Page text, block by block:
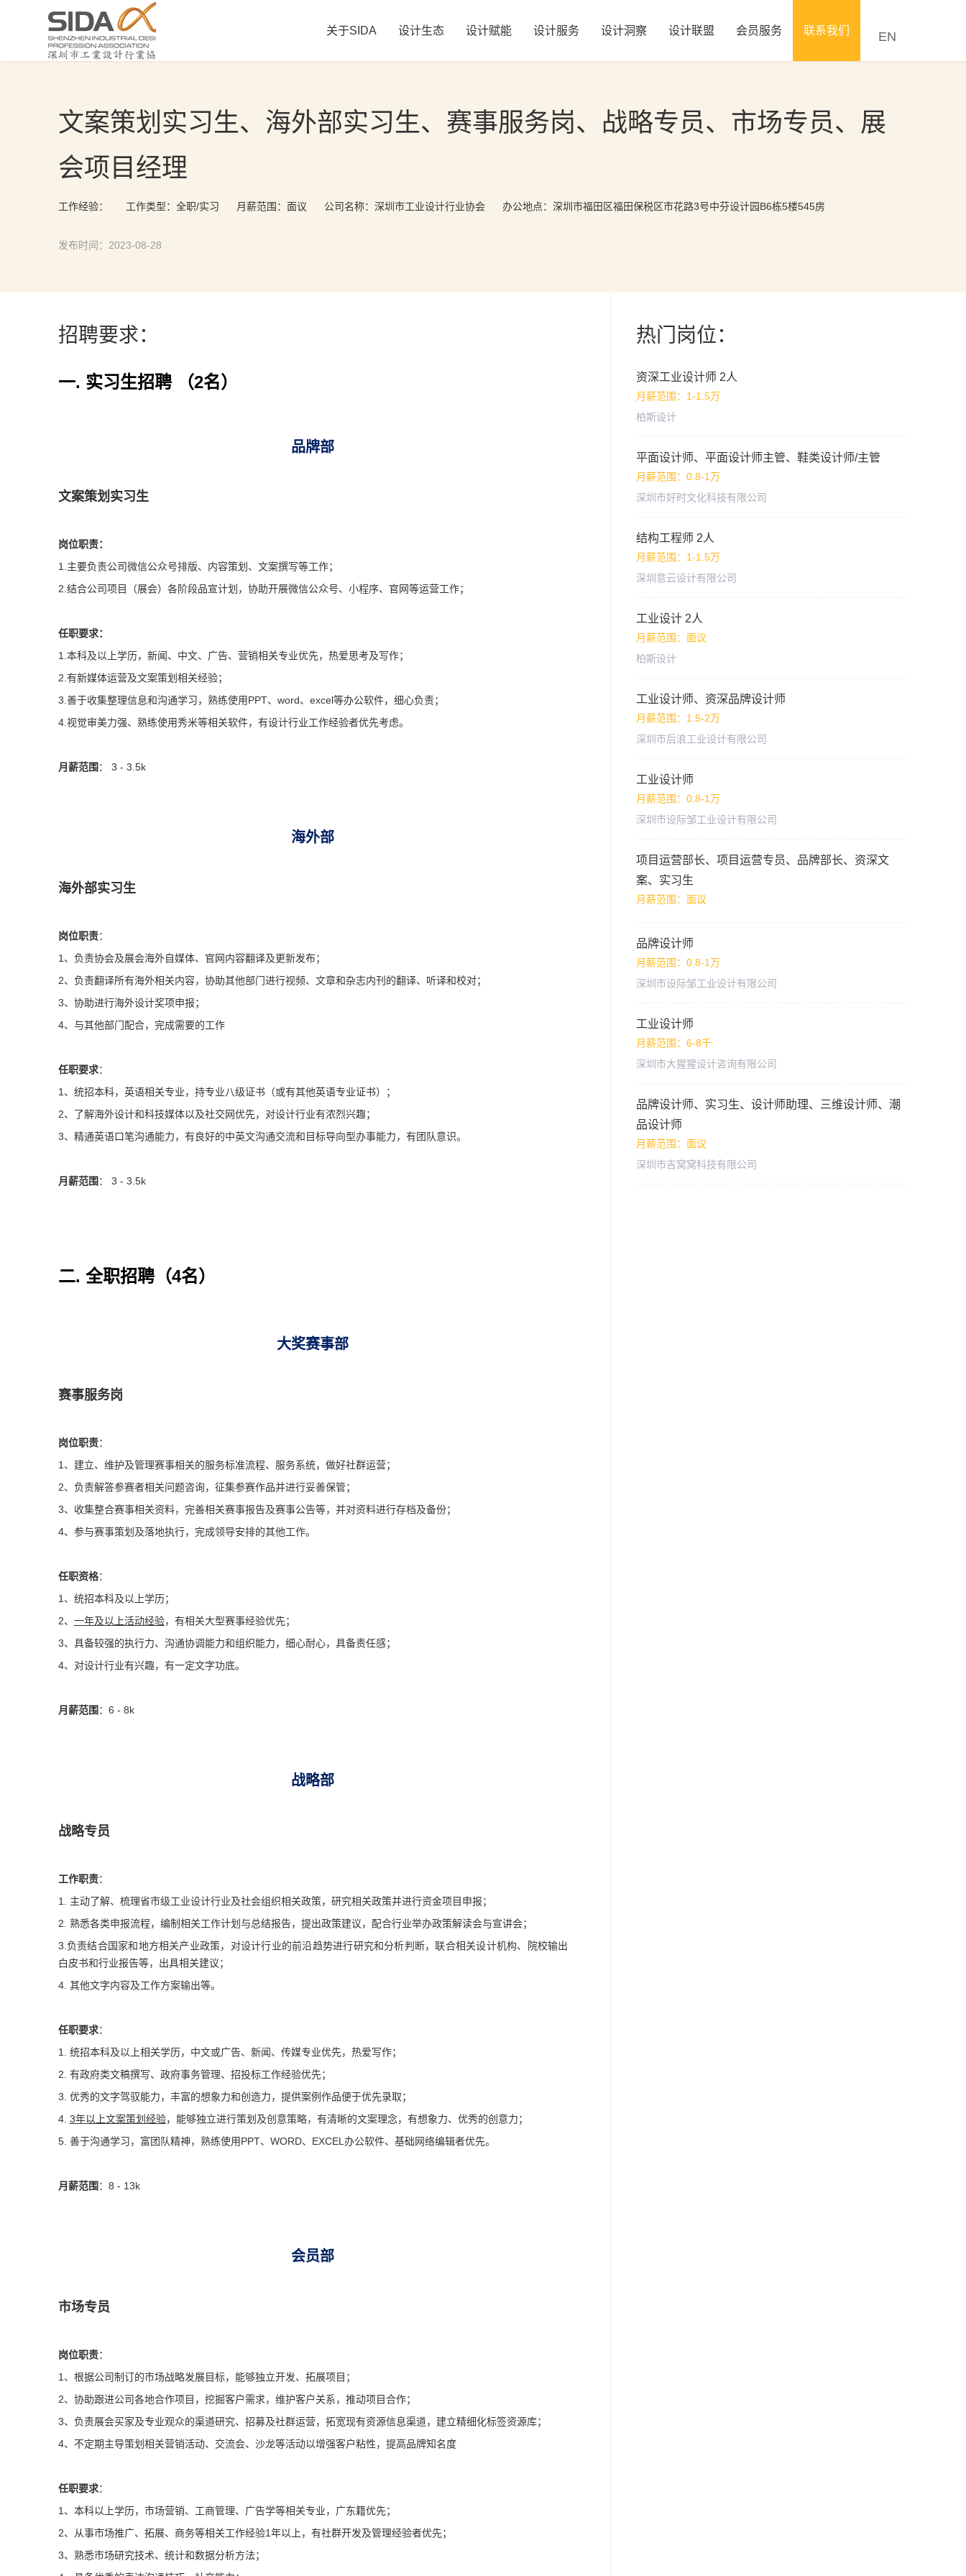
关于SIDA 设计生态 设计赋能 设计服务 设计洞察 设计联盟 会员服务 联系我们 EN
文案策划实习生、海外部实习生、赛事服务岗、战略专员、市场专员、展
会项目经理
工作经验： 工作类型：全职/实习 月薪范围：面议 公司名称： 深圳市工业设计行业协会 办公地点：深圳市福田区福田保税区市花路3号中芬设计园B6栋5楼545房
发布时间：2023-08-28
招聘要求：
一. 实习生招聘 （2名）
品牌部
文案策划实习生
岗位职责：
1.主要负责公司微信公众号排版、内容策划、文案撰写等工作；
2.结合公司项目（展会）各阶段品宣计划，协助开展微信公众号、小程序、官网等运营工作；
任职要求：
1.本科及以上学历，新闻、中文、广告、营销相关专业优先，热爱思考及写作；
2.有新媒体运营及文案策划相关经验；
3.善于收集整理信息和沟通学习，熟练使用PPT、word、excel等办公软件，细心负责；
4.视觉审美力强、熟练使用秀米等相关软件，有设计行业工作经验者优先考虑。
月薪范围 ： 3 - 3.5k
海外部
海外部实习生
岗位职责：
1、负责协会及展会海外自媒体、官网内容翻译及更新发布；
2、负责翻译所有海外相关内容，协助其他部门进行视频、文章和杂志内刊的翻译、听译和校对；
3、协助进行海外设计奖项申报；
4、与其他部门配合，完成需要的工作
任职要求：
1、统招本科，英语相关专业，持专业八级证书（或有其他英语专业证书）；
2、了解海外设计和科技媒体以及社交网优先，对设计行业有浓烈兴趣；
3、精通英语口笔沟通能力，有良好的中英文沟通交流和目标导向型办事能力，有团队意识。
月薪范围 ： 3 - 3.5k
二. 全职招聘（4名）
大奖赛事部
赛事服务岗
岗位职责：
1、建立、维护及管理赛事相关的服务标准流程、服务系统，做好社群运营；
2、负责解答参赛者相关问题咨询，征集参赛作品并进行妥善保管；
3、收集整合赛事相关资料，完善相关赛事报告及赛事公告等，并对资料进行存档及备份；
4、参与赛事策划及落地执行，完成领导安排的其他工作。
任职资格：
1、统招本科及以上学历；
2、 一年及以上活动经验，有相关大型赛事经验优先；
3、具备较强的执行力、沟通协调能力和组织能力，细心耐心，具备责任感；
4、对设计行业有兴趣，有一定文字功底。
月薪范围 ：6 - 8k
战略部
战略专员
工作职责：
1. 主动了解、梳理省市级工业设计行业及社会组织相关政策，研究相关政策并进行资金项目申报；
2. 熟悉各类申报流程，编制相关工作计划与总结报告，提出政策建议，配合行业举办政策解读会与宣讲会；
3.负责结合国家和地方相关产业政策，对设计行业的前沿趋势进行研究和分析判断，联合相关设计机构、院校输出
白皮书和行业报告等，出具相关建议；
4. 其他文字内容及工作方案输出等。
任职要求：
1. 统招本科及以上相关学历，中文或广告、新闻、传媒专业优先，热爱写作；
2. 有政府类文稿撰写、政府事务管理、招投标工作经验优先；
3. 优秀的文字驾驭能力，丰富的想象力和创造力，提供案例作品便于优先录取；
4. 3年以上文案策划经验，能够独立进行策划及创意策略，有清晰的文案理念，有想象力、优秀的创意力；
5. 善于沟通学习，富团队精神，熟练使用PPT、WORD、EXCEL办公软件、基础网络编辑者优先。
月薪范围 ：8 - 13k
会员部
市场专员
岗位职责：
1、根据公司制订的市场战略发展目标，能够独立开发、拓展项目；
2、协助跟进公司各地合作项目，挖掘客户需求，维护客户关系，推动项目合作；
3、负责展会买家及专业观众的渠道研究、招募及社群运营，拓宽现有资源信息渠道，建立精细化标签资源库；
4、不定期主导策划相关营销活动、交流会、沙龙等活动以增强客户粘性，提高品牌知名度
任职要求：
1、本科以上学历，市场营销、工商管理、广告学等相关专业，广东籍优先；
2、从事市场推广、拓展、商务等相关工作经验1年以上，有社群开发及管理经验者优先；
3、熟悉市场研究技术、统计和数据分析方法；
热门岗位：
资深工业设计师 2人
月薪范围：1-1.5万
柏斯设计
平面设计师、平面设计师主管、鞋类设计师/主管
月薪范围：0.8-1万
深圳市好时文化科技有限公司
结构工程师 2人
月薪范围：1-1.5万
深圳意云设计有限公司
工业设计 2人
月薪范围：面议
柏斯设计
工业设计师、资深品牌设计师
月薪范围：1.5-2万
深圳市后浪工业设计有限公司
工业设计师
月薪范围：0.8-1万
深圳市设际邹工业设计有限公司
项目运营部长、项目运营专员、品牌部长、资深文
案、实习生
月薪范围：面议
品牌设计师
月薪范围：0.8-1万
深圳市设际邹工业设计有限公司
工业设计师
月薪范围：6-8千
深圳市大猩猩设计咨询有限公司
品牌设计师、实习生、设计师助理、三维设计师、潮
品设计师
月薪范围：面议
深圳市吉窝窝科技有限公司